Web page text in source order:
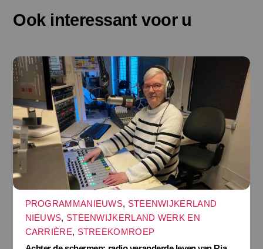
Ook interessant voor u
PROGRAMMANIEUWS, STEENWIJKERLAND
NIEUWS, STEENWIJKERLAND WERK EN
CARRIÈRE, STREEKOMROEP